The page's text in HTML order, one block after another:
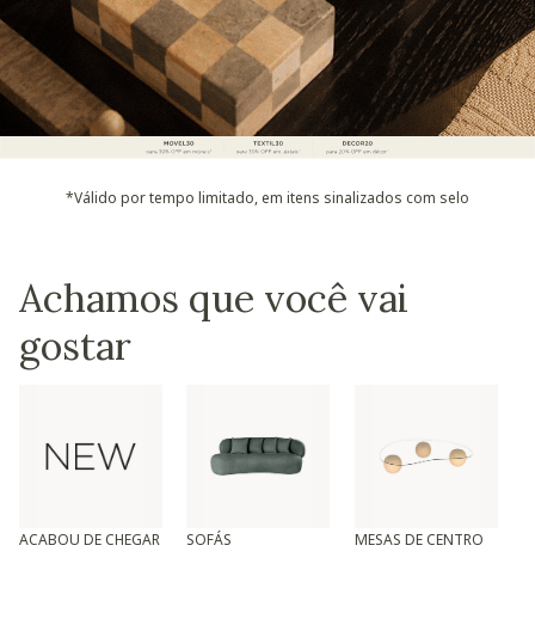
*Válido por tempo limitado, em itens sinalizados com selo
Achamos que você vai
gostar
ACABOU DE CHEGAR SOFÁS MESAS DE CENTRO